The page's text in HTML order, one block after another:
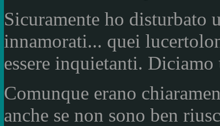
Sicuramente ho disturbato
innamorati... quei
essere inquietanti.
Comunque erano
anche se non sono ben